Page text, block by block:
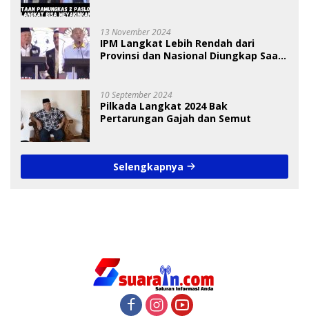
13 November 2024
IPM Langkat Lebih Rendah dari
Provinsi dan Nasional Diungkap Saat
10 September 2024
Pilkada Langkat 2024 Bak
Pertarungan Gajah dan Semut
Selengkapnya